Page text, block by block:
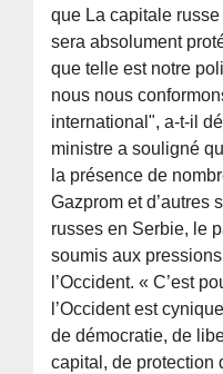
que La capitale
sera absolument
que telle est notre
nous nous
international", a-t-il
ministre a souligné
la présence de
Gazprom et d’autres
russes en Serbie, le
soumis aux
l’Occident. « C’est
l’Occident est
de démocratie, de
capital, de protection